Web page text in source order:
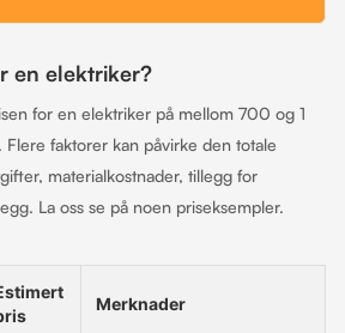
en elektriker?
for en elektriker på mellom 700 og 1
faktorer kan påvirke den totale
materialkostnader, tillegg for
La oss se på noen priseksempler.
Merknader